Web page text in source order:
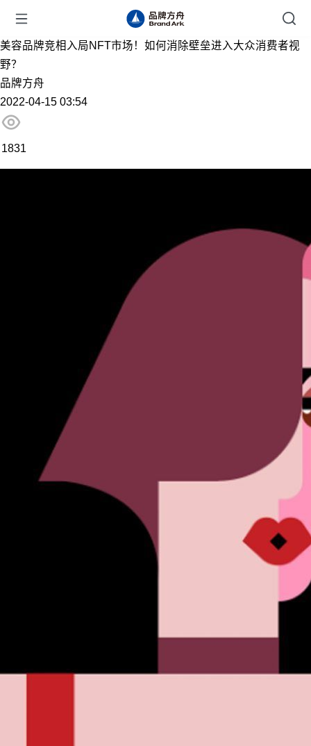
美容品牌竞相入局NFT市场！如何消除壁垒进入大众消费者视
野？
品牌方舟
2022-04-15 03:54
1831